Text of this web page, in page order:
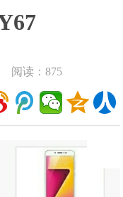
阅读：875